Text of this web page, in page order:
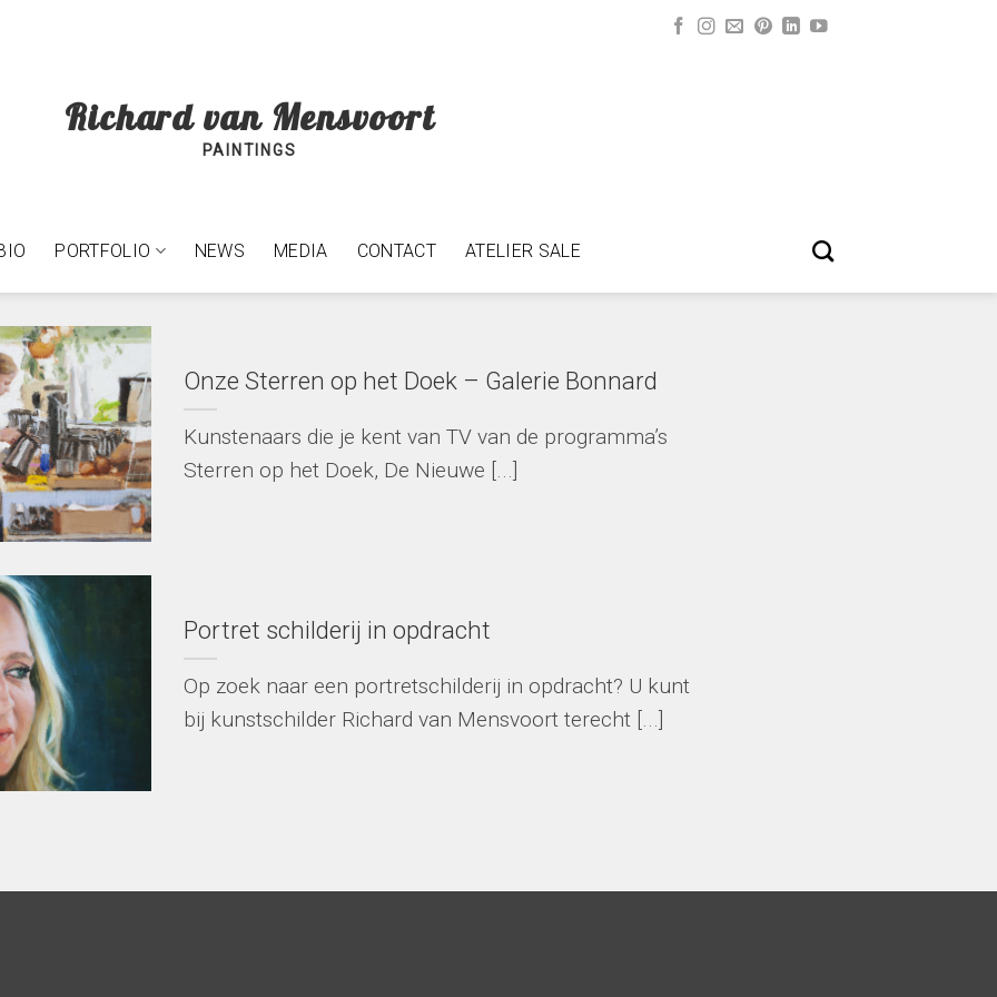
Richard van Mensvoort
PAINTINGS
PORTFOLIO NEWS MEDIA CONTACT ATELIER SALE
Onze Sterren op het Doek – Galerie Bonnard
Kunstenaars die je kent van TV van de programma’s
Sterren op het Doek, De Nieuwe [...]
Portret schilderij in opdracht
Op zoek naar een portretschilderij in opdracht? U kunt
bij kunstschilder Richard van Mensvoort terecht [...]